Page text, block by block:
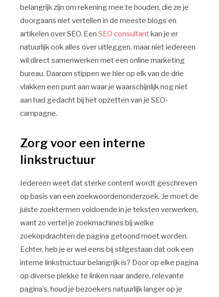
belangrijk zijn om rekening mee te houden, die ze je
doorgaans niet vertellen in de meeste blogs en
artikelen over SEO. Een SEO consultantkan je er
natuurlijk ook alles over uitleggen, maar niet iedereen
wil direct samenwerken met een online marketing
bureau. Daarom stippen we hier op elk van de drie
vlakken een punt aan waar je waarschijnlijk nog niet
aan had gedacht bij het opzetten van je SEO-
campagne.
Zorg voor een interne
linkstructuur
Iedereen weet dat sterke content wordt geschreven
op basis van een zoekwoordenonderzoek. Je moet de
juiste zoektermen voldoende in je teksten verwerken,
want zo vertel je zoekmachines bij welke
zoekopdrachten de pagina getoond moet worden.
Echter, heb je er wel eens bij stilgestaan dat ook een
interne linkstructuur belangrijk is? Door op elke pagina
op diverse plekke te linken naar andere, relevante
pagina’s, houd je bezoekers natuurlijk langer op je